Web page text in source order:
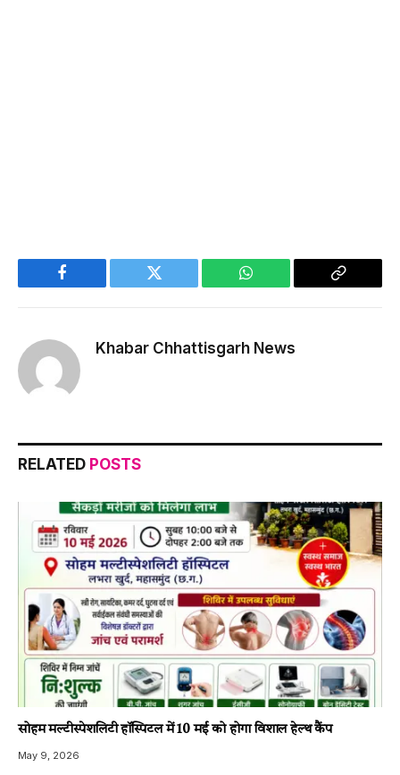
Facebook Twitter WhatsApp
Copy
Khabar Chhattisgarh News
RELATED POSTS
सोहम मल्टीस्पेशलिटी हॉस्पिटल में 10 मई को होगा विशाल हेल्थ कैंप
May 9, 2026